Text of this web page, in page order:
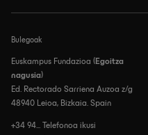
Bulegoak
Euskampus Fundazioa ( Egoitza
nagusia)
Ed. Rectorado Sarriena Auzoa z/g
48940 Leioa, Bizkaia. Spain
+34 94... Telefonoa ikusi